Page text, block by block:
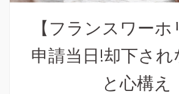
【フランスワー
申請当日!却下さ
と心構え